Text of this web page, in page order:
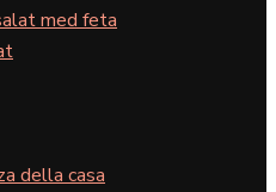
med feta
della casa